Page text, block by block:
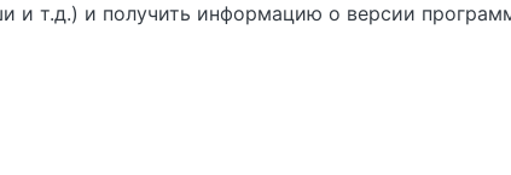
и т.д.) и получить информацию о версии